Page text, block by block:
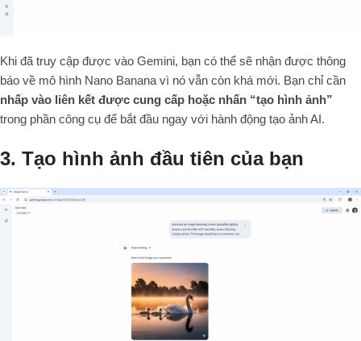
Khi đã truy cập được vào Gemini, bạn có thể sẽ nhận được thông
báo về mô hình Nano Banana vì nó vẫn còn khá mới. Bạn chỉ cần
nhấp vào liên kết được cung cấp hoặc nhấn “tạo hình ảnh”
trong phần công cụ để bắt đầu ngay với hành động tạo ảnh AI.
3. Tạo hình ảnh đầu tiên của bạn